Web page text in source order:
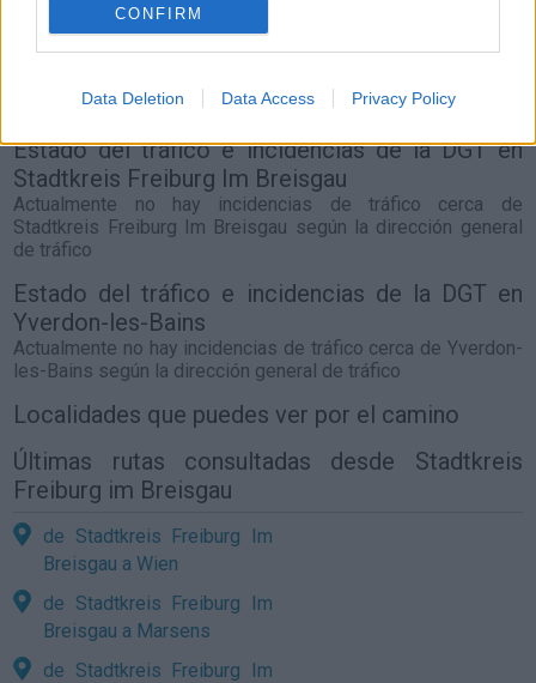
CONFIRM
Data Deletion Data Access Privacy Policy
0,00€
0,00€
0,00€
0,00€
Estado del tráfico e incidencias de la DGT en
Stadtkreis Freiburg Im Breisgau
Actualmente no hay incidencias de tráfico cerca de
Stadtkreis Freiburg Im Breisgau según la dirección general
de tráfico
Estado del tráfico e incidencias de la DGT en
Yverdon-les-Bains
Actualmente no hay incidencias de tráfico cerca de Yverdon-
les-Bains según la dirección general de tráfico
Localidades que puedes ver por el camino
Últimas rutas consultadas desde Stadtkreis
Freiburg im Breisgau
de Stadtkreis Freiburg Im
Breisgau a Wien
de Stadtkreis Freiburg Im
Breisgau a Marsens
de Stadtkreis Freiburg Im